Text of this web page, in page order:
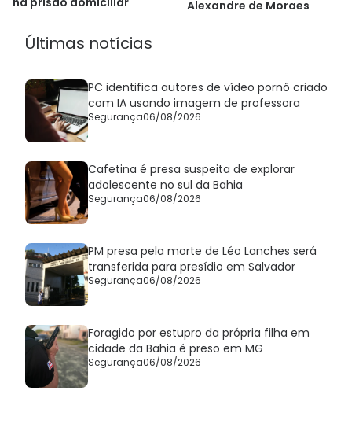
Alexandre de Moraes
Últimas notícias
PC identifica autores de vídeo pornô criado
com IA usando imagem de professora
Segurança06/08/2026
Cafetina é presa suspeita de explorar
adolescente no sul da Bahia
Segurança06/08/2026
PM presa pela morte de Léo Lanches será
transferida para presídio em Salvador
Segurança06/08/2026
Foragido por estupro da própria filha em
cidade da Bahia é preso em MG
Segurança06/08/2026